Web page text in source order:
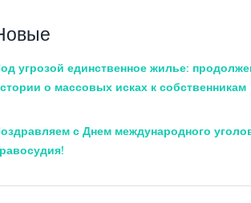
угрозой единственное жилье:
о массовых исках к собственникам
с Днем международного